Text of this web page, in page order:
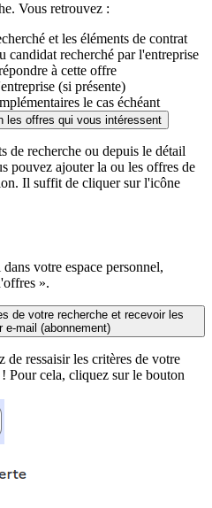
Vous retrouvez :
et les éléments de contrat
candidat recherché par l'entreprise
à cette offre
(si présente)
le cas échéant
les offres qui vous intéressent
de recherche ou depuis le détail
pouvez ajouter la ou les offres de
Il suffit de cliquer sur l'icône
votre espace personnel,
».
de votre recherche et recevoir les
e-mail (abonnement)
de ressaisir les critères de votre
Pour cela, cliquez sur le bouton